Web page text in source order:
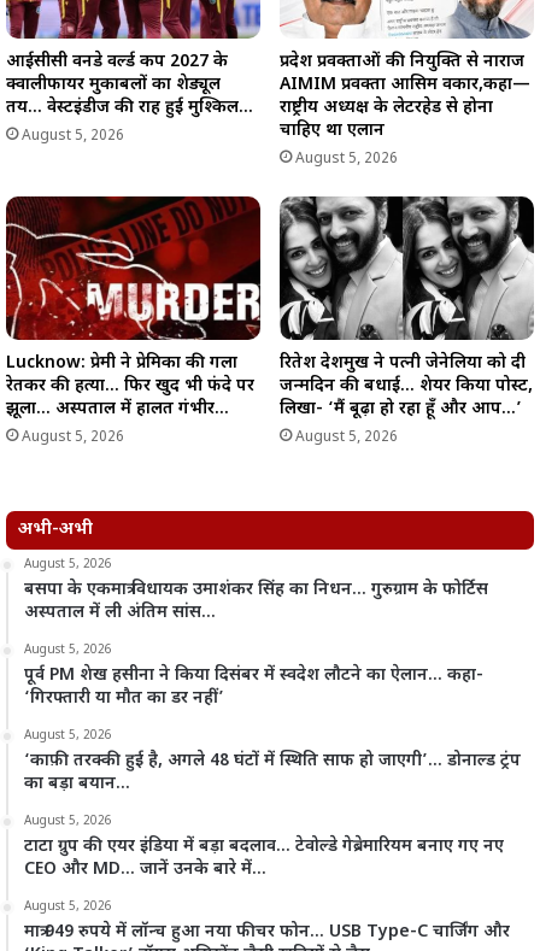
आईसीसी वनडे वर्ल्ड कप 2027 के
क्वालीफायर मुकाबलों का शेड्यूल
तय… वेस्टइंडीज की राह हुई मुश्किल…
August 5, 2026
प्रदेश प्रवक्ताओं की नियुक्ति से नाराज
AIMIM प्रवक्ता आसिम वकार,कहा—
राष्ट्रीय अध्यक्ष के लेटरहेड से होना
चाहिए था एलान
August 5, 2026
Lucknow: प्रेमी ने प्रेमिका की गला
रेतकर की हत्या… फिर खुद भी फंदे पर
झूला… अस्पताल में हालत गंभीर…
August 5, 2026
रितेश देशमुख ने पत्नी जेनेलिया को दी
जन्मदिन की बधाई… शेयर किया पोस्ट,
लिखा- ‘मैं बूढ़ा हो रहा हूँ और आप…’
August 5, 2026
अभी-अभी
August 5, 2026
बसपा के एकमात्र विधायक उमाशंकर सिंह का निधन… गुरुग्राम के फोर्टिस
अस्पताल में ली अंतिम सांस…
August 5, 2026
पूर्व PM शेख हसीना ने किया दिसंबर में स्वदेश लौटने का ऐलान… कहा-
‘गिरफ्तारी या मौत का डर नहीं’
August 5, 2026
‘काफ़ी तरक्की हुई है, अगले 48 घंटों में स्थिति साफ हो जाएगी’… डोनाल्ड ट्रंप
का बड़ा बयान…
August 5, 2026
टाटा ग्रुप की एयर इंडिया में बड़ा बदलाव… टेवोल्डे गेब्रेमारियम बनाए गए नए
CEO और MD… जानें उनके बारे में…
August 5, 2026
मात्र 949 रुपये में लॉन्च हुआ नया फीचर फोन… USB Type-C चार्जिंग और